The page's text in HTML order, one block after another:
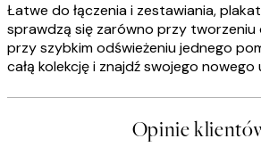
Łatwe do łączenia i zestawiania,
sprawdzą się zarówno przy tworzeniu
przy szybkim odświeżeniu jednego
całą kolekcję i znajdź swojego nowego
Opinie